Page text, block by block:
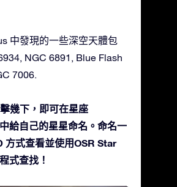
中發現的一些深空天體包
NGC 6891, Blue Flash
7006.
幾下，即可在星座
給自己的星星命名。命名一
方式查看並使用OSR Star
式查找！